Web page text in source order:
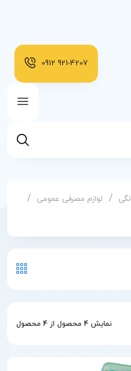
921-4207
0912
/ لوازم مصرفی عمومی /
نمایش 4 محصول از 4 محصول